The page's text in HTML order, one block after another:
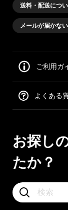
送料・配送につ
メールが届かな
ご利用ガ
よくある
お探し
たか？